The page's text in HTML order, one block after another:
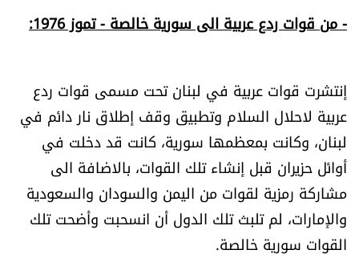
- من قوات ردع عربية الى سورية خالصة - تموز 1976:
إنتشرت قوات عربية في لبنان تحت مسمى قوات ردع
عربية لاحلال السلام وتطبيق وقف إطلاق نار دائم في
لبنان، وكانت بمعظمها سورية، كانت قد دخلت في
أوائل حزيران قبل إنشاء تلك القوات، بالاضافة الى
مشاركة رمزية لقوات من اليمن والسودان والسعودية
والإمارات، لم تلبث تلك الدول أن انسحبت وأضحت تلك
القوات سورية خالصة.